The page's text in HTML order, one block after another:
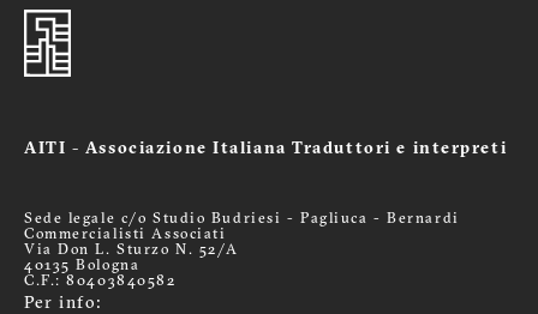
AITI - Associazione Italiana Traduttori e interpreti
Sede legale c/o Studio Budriesi - Pagliuca - Bernardi
Commercialisti Associati
Via Don L. Sturzo N. 52/A
40135 Bologna
C.F.: 80403840582
Per info: